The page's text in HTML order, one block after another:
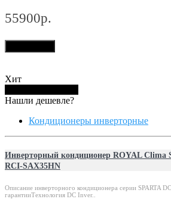
55900р.
Хит
Нашли дешевле?
Кондиционеры инверторные
Инверторный кондиционер ROYAL Clima
RCI-SAX35HN
Описание инверторного кондиционера серии SPARTA
гарантииТехнология DC Inver..